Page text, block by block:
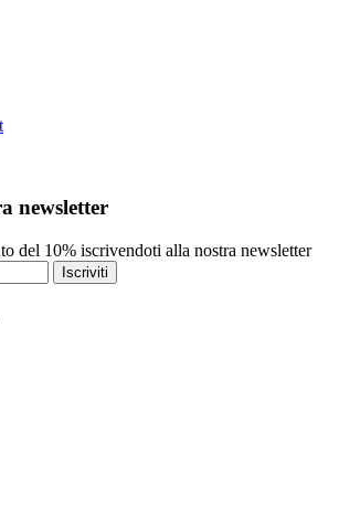
newsletter
del 10% iscrivendoti alla nostra newsletter
Iscriviti